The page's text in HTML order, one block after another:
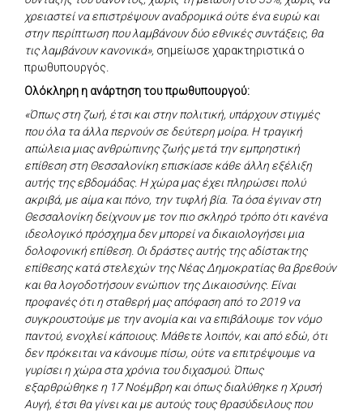
χρειαστεί να επιστρέψουν αναδρομικά ούτε ένα ευρώ και
στην περίπτωση που λαμβάνουν δύο εθνικές συντάξεις, θα
τις λαμβάνουν κανονικά», σημείωσε χαρακτηριστικά ο
πρωθυπουργός
Ολόκληρη η ανάρτηση του πρωθυπουργού:
«Όπως στη ζωή, έτσι και στην πολιτική, υπάρχουν στιγμές
που όλα τα άλλα περνούν σε δεύτερη μοίρα. Η τραγική
απώλεια μιας ανθρώπινης ζωής μετά την εμπρηστική
επίθεση στη Θεσσαλονίκη επισκίασε κάθε άλλη εξέλιξη
αυτής της εβδομάδας. Η χώρα μας έχει πληρώσει πολύ
ακριβά, με αίμα και πόνο, την τυφλή βία. Τα όσα έγιναν στη
Θεσσαλονίκη δείχνουν με τον πιο σκληρό τρόπο ότι κανένα
ιδεολογικό πρόσχημα δεν μπορεί να δικαιολογήσει μια
δολοφονική επίθεση. Οι δράστες αυτής της αδίστακτης
επίθεσης κατά στελεχών της Νέας Δημοκρατίας θα βρεθούν
και θα λογοδοτήσουν ενώπιον της Δικαιοσύνης. Είναι
προφανές ότι η σταθερή μας απόφαση από το 2019 να
συγκρουστούμε με την ανομία και να επιβάλουμε τον νόμο
παντού, ενοχλεί κάποιους. Μάθετε λοιπόν, και από εδώ, ότι
δεν πρόκειται να κάνουμε πίσω, ούτε να επιτρέψουμε να
γυρίσει η χώρα στα χρόνια του διχασμού. Όπως
εξαρθρώθηκε η 17 Νοέμβρη και όπως διαλύθηκε η Χρυσή
Αυγή, έτσι θα γίνει και με αυτούς τους θρασύδειλους που